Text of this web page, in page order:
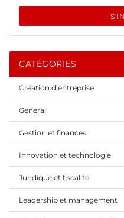
CATÉGORIES
Création d’entreprise
General
Gestion et finances
Innovation et technologie
Juridique et fiscalité
Leadership et management